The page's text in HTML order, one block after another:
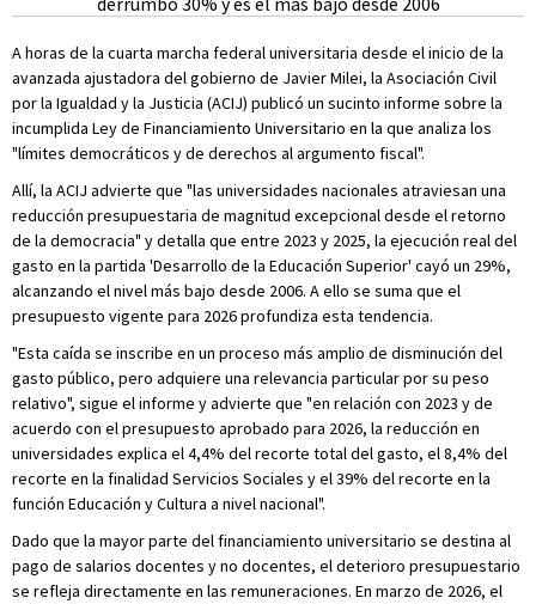
A horas de la cuarta marcha federal universitaria desde el inicio de la
avanzada ajustadora del gobierno de Javier Milei, la Asociación Civil
por la Igualdad y la Justicia (ACIJ) publicó un sucinto informe sobre la
incumplida Ley de Financiamiento Universitario en la que analiza los
"límites democráticos y de derechos al argumento fiscal".
Allí, la ACIJ advierte que "las universidades nacionales atraviesan una
reducción presupuestaria de magnitud excepcional desde el retorno
de la democracia" y detalla que entre 2023 y 2025, la ejecución real del
gasto en la partida 'Desarrollo de la Educación Superior' cayó un 29%,
alcanzando el nivel más bajo desde 2006. A ello se suma que el
presupuesto vigente para 2026 profundiza esta tendencia.
"Esta caída se inscribe en un proceso más amplio de disminución del
gasto público, pero adquiere una relevancia particular por su peso
relativo", sigue el informe y advierte que "en relación con 2023 y de
acuerdo con el presupuesto aprobado para 2026, la reducción en
universidades explica el 4,4% del recorte total del gasto, el 8,4% del
recorte en la finalidad Servicios Sociales y el 39% del recorte en la
función Educación y Cultura a nivel nacional".
Dado que la mayor parte del financiamiento universitario se destina al
pago de salarios docentes y no docentes, el deterioro presupuestario
se refleja directamente en las remuneraciones. En marzo de 2026, el